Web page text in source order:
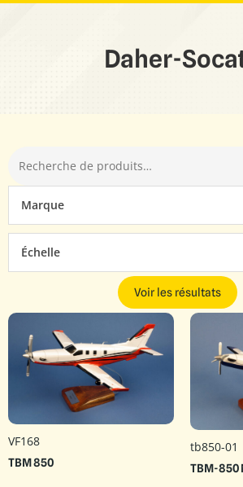
Daher-
Marque
Échelle
Voir les résultats
VF168
TBM 850
tb850-01
TBM-850